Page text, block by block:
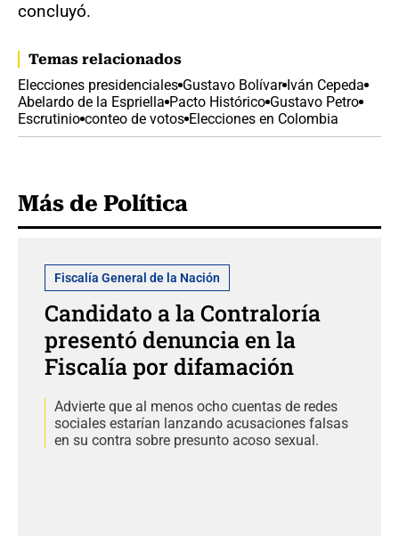
concluyó.
Temas relacionados
Elecciones presidenciales Gustavo Bolívar Iván Cepeda
Abelardo de la Espriella Pacto Histórico Gustavo Petro
Escrutinio conteo de votos Elecciones en Colombia
Más de Política
Fiscalía General de la Nación
Candidato a la Contraloría
presentó denuncia en la
Fiscalía por difamación
Advierte que al menos ocho cuentas de redes
sociales estarían lanzando acusaciones falsas
en su contra sobre presunto acoso sexual.